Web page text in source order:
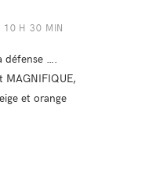
10 H 30 MIN
défense ….
et orange